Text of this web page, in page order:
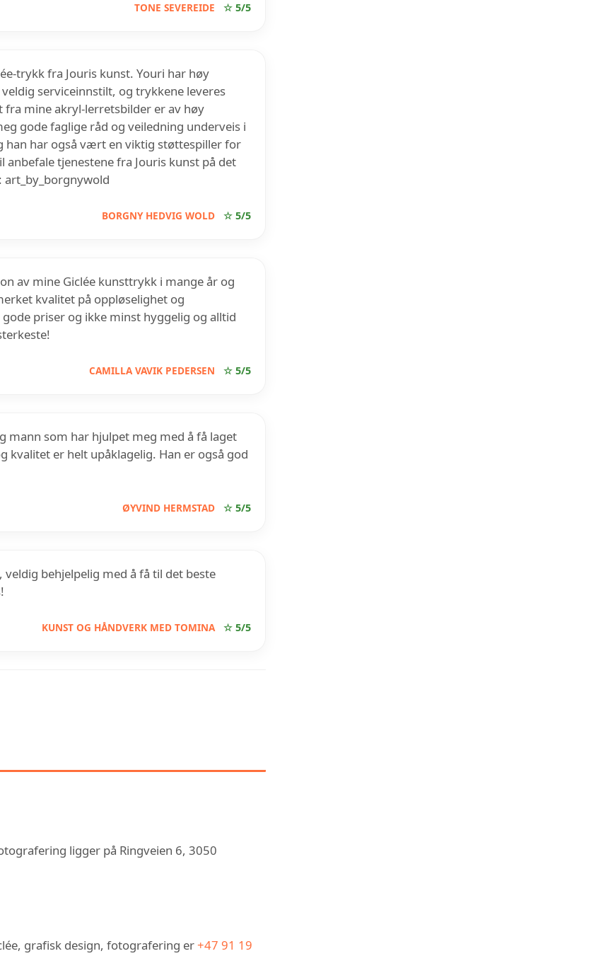
TONE SEVEREIDE ☆ 5/5
trykk fra Jouris kunst. Youri har høy
serviceinnstilt, og trykkene leveres
mine akryl-lerretsbilder er av høy
gode faglige råd og veiledning underveis i
han har også vært en viktig støttespiller for
tjenestene fra Jouris kunst på det
BORGNY HEDVIG WOLD ☆ 5/5
av mine Giclée kunsttrykk i mange år og
kvalitet på oppløselighet og
priser og ikke minst hyggelig og alltid
CAMILLA VAVIK PEDERSEN ☆ 5/5
mann som har hjulpet meg med å få laget
kvalitet er helt upåklagelig. Han er også god
ØYVIND HERMSTAD ☆ 5/5
behjelpelig med å få til det beste
KUNST OG HÅNDVERK MED TOMINA ☆ 5/5
ligger på Ringveien 6, 3050
grafisk design, fotografering er+47 91 19